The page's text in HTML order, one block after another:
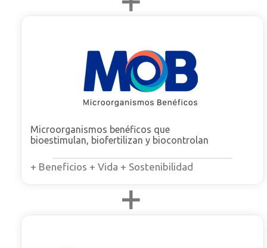
Microorganismos benéficos que
bioestimulan, biofertilizan y biocontrolan
+ Beneficios + Vida + Sostenibilidad